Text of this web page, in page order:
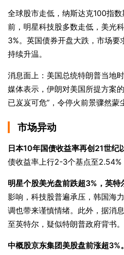
全球股市走低，纳斯达克100指
前，明星科技股多数走低，美光
3%。英国债券开盘大跌，市场要
持续升温。
消息面上：美国总统特朗普当地
媒体表示，伊朗对美国所提方案
已岌岌可危”，令停火前景骤然蒙
市场异动
日本10年国债收益率再创21世纪
债收益率上行2-3个基点至2.54%
明星个股美光盘前跌超3%，英特
影响，科技股普遍承压，韩国海
调也带来谨慎情绪。此外，据消
至英特尔，疑似特朗普政府背书。
中概股京东集团美股盘前涨超3%。